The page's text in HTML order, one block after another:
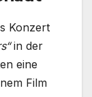
Konzert
in der
eine
Film